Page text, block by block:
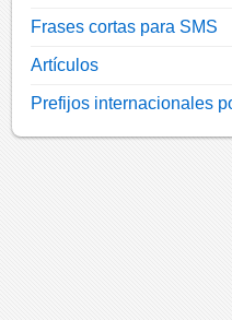
Frases cortas para SMS
Artículos
Prefijos internacionales